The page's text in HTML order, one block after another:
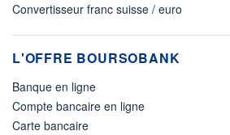
Convertisseur franc suisse / euro
L'OFFRE BOURSOBANK
Banque en ligne
Compte bancaire en ligne
Carte bancaire